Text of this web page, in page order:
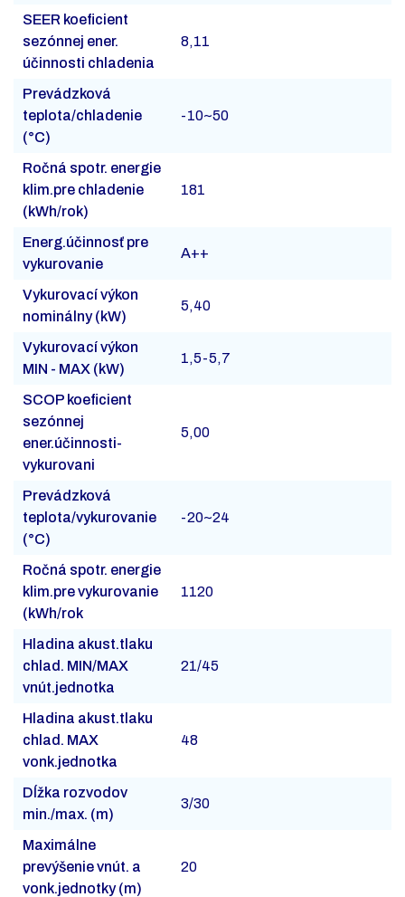
SEER koeficient
sezónnej ener.
účinnosti chladenia
8,11
Prevádzková
teplota/chladenie
(°C)
-10~50
Ročná spotr. energie
klim.pre chladenie
(kWh/rok)
181
Energ.účinnosť pre
vykurovanie
A++
Vykurovací výkon
nominálny (kW)
5,40
Vykurovací výkon
MIN - MAX (kW)
1,5-5,7
SCOP koeficient
sezónnej
ener.účinnosti-
vykurovani
5,00
Prevádzková
teplota/vykurovanie
(°C)
-20~24
Ročná spotr. energie
klim.pre vykurovanie
(kWh/rok
1120
Hladina akust.tlaku
chlad. MIN/MAX
vnút.jednotka
21/45
Hladina akust.tlaku
chlad. MAX
vonk.jednotka
48
Dĺžka rozvodov
min./max. (m)
3/30
Maximálne
prevýšenie vnút. a
vonk.jednotky (m)
20